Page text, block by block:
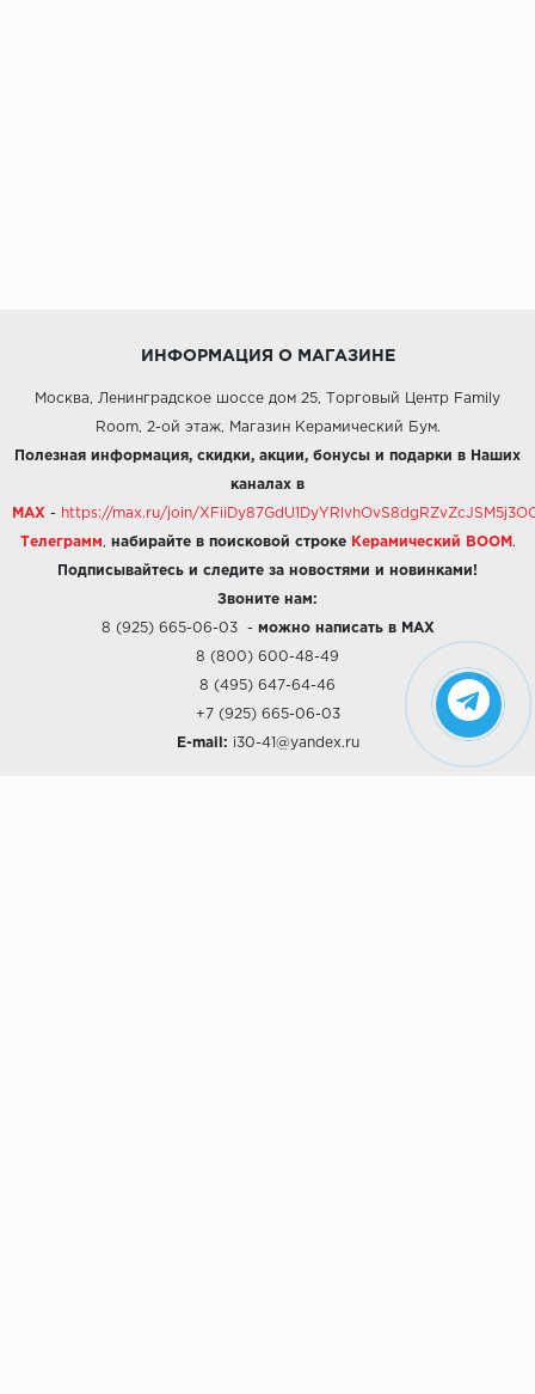
ИНФОРМАЦИЯ О МАГАЗИНЕ
Москва, Ленинградское шоссе дом 25, Торговый Центр Family
Room, 2-ой этаж, Магазин Керамический Бум.
Полезная информация, скидки, акции, бонусы и подарки в Наших
каналах в
MAX - https://max.ru/join/
Телеграмм набирайте в поисковой строке Керамический BOOM .
Подписывайтесь и следите за новостями и новинками!
Звоните нам:
8 (925) 665-06-03- можно написать в MAX
8 (800) 600-48-49
8 (495) 647-64-46
+7 (925) 665-06-03
E-mail: i30-41@yandex.ru